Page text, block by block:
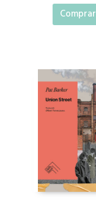
Comprar